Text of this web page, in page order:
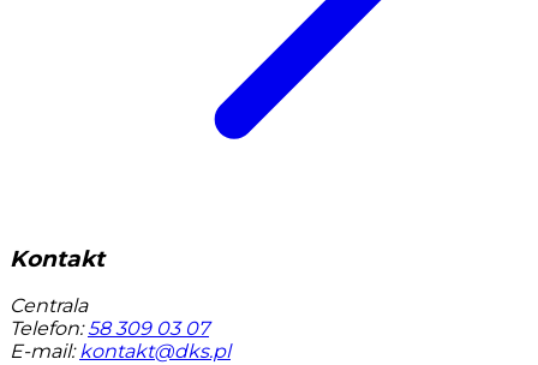
Kontakt
Centrala
Telefon: 58 309 03 07
E-mail: kontakt@dks.pl